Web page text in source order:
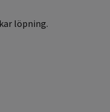
löpning.